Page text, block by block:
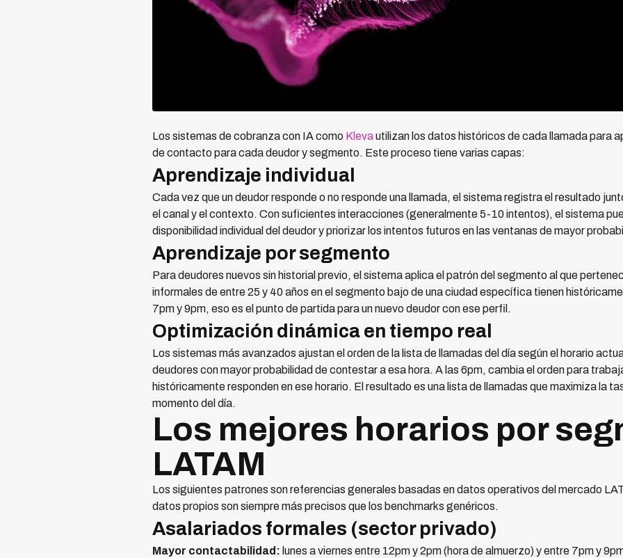
Los sistemas de cobranza con IA como Klevautilizan los datos históricos de cada llamada para
de contacto para cada deudor y segmento. Este proceso tiene varias capas:
Aprendizaje individual
Cada vez que un deudor responde o no responde una llamada, el sistema registra el resultado
el canal y el contexto. Con suficientes interacciones (generalmente 5-10 intentos), el sistema
disponibilidad individual del deudor y priorizar los intentos futuros en las ventanas de mayor
Aprendizaje por segmento
Para deudores nuevos sin historial previo, el sistema aplica el patrón del segmento al que
informales de entre 25 y 40 años en el segmento bajo de una ciudad específica tienen
7pm y 9pm, eso es el punto de partida para un nuevo deudor con ese perfil.
Optimización dinámica en tiempo real
Los sistemas más avanzados ajustan el orden de la lista de llamadas del día según el horario
deudores con mayor probabilidad de contestar a esa hora. A las 6pm, cambia el orden para
históricamente responden en ese horario. El resultado es una lista de llamadas que maximiza la
momento del día.
Los mejores horarios por
LATAM
Los siguientes patrones son referencias generales basadas en datos operativos del mercado
datos propios son siempre más precisos que los benchmarks genéricos.
Asalariados formales (sector privado)
Mayor contactabilidad: lunes a viernes entre 12pm y 2pm (hora de almuerzo) y entre 7pm y